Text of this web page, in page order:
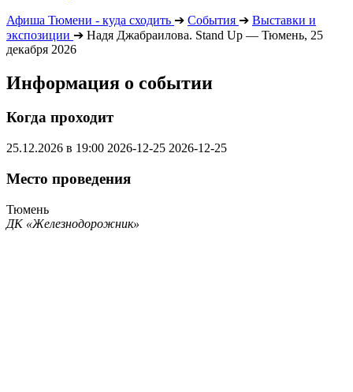
Афиша Тюмени - куда сходить ➔ События ➔ Выставки и
экспозиции ➔ Надя Джабраилова. Stand Up — Тюмень, 25
декабря 2026
Информация о событии
Когда проходит
25.12.2026 в 19:00 2026-12-25 2026-12-25
Место проведения
Тюмень
ДК «Железнодорожник»